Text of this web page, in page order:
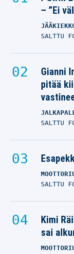
– ”Ei
SALTTU
Gianni
pitää
SALTTU
SALTTU
Kimi
sai